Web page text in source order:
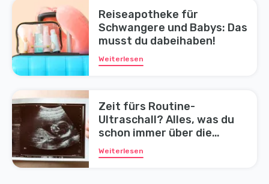
Reiseapotheke für
Schwangere und Babys: Das
musst du dabeihaben!
Weiterlesen
Zeit fürs Routine-
Ultraschall? Alles, was du
schon immer über die
Untersuchung wissen
wolltest
Weiterlesen